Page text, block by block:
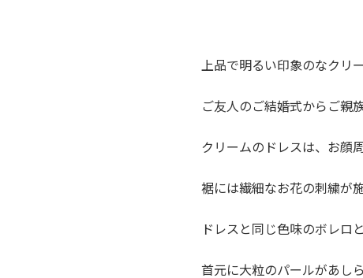
上品で明るい印象のなクリ
ご友人のご結婚式からご親
クリームのドレスは、お顔
裾には繊細なお花の刺繍が
ドレスと同じ色味のボレロ
首元に大粒のパールがあし